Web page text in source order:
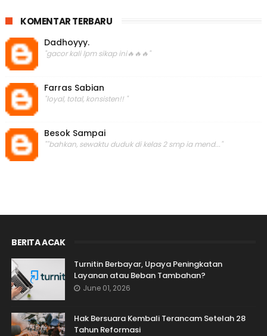
KOMENTAR TERBARU
Dadhoyyy.
"gacor kali lpm sikap ini🔥🔥🔥"
Farras Sabian
"loyal, total, konsisten!! "
Besok Sampai
""bahkan, sewaktu duduk di kelas 2 smp ia mend..."
BERITA ACAK
Turnitin Berbayar, Upaya Peningkatan
Layanan atau Beban Tambahan?
June 01, 2026
Hak Bersuara Kembali Terancam Setelah 28
Tahun Reformasi